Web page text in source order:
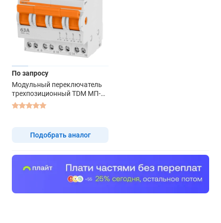
По запросу
Модульный переключатель
трехпозиционный TDM МП-63
4P 63А для трехфазной сети
Подобрать аналог